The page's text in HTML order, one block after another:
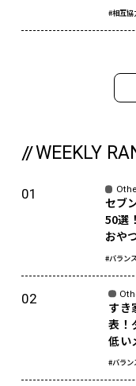
#相互協
WEEKLY
セブ
50選
おや
#バラン
すき
表！
低い
#バラン